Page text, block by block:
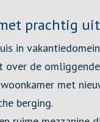
prachtig
in
over de
met
berging.